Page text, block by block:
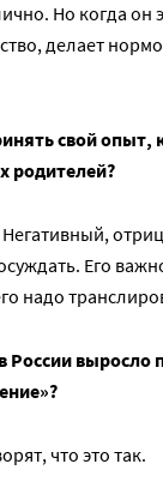
Но когда он
делает
свой опыт,
родителей?
Его
надо
России выросло
что это так.